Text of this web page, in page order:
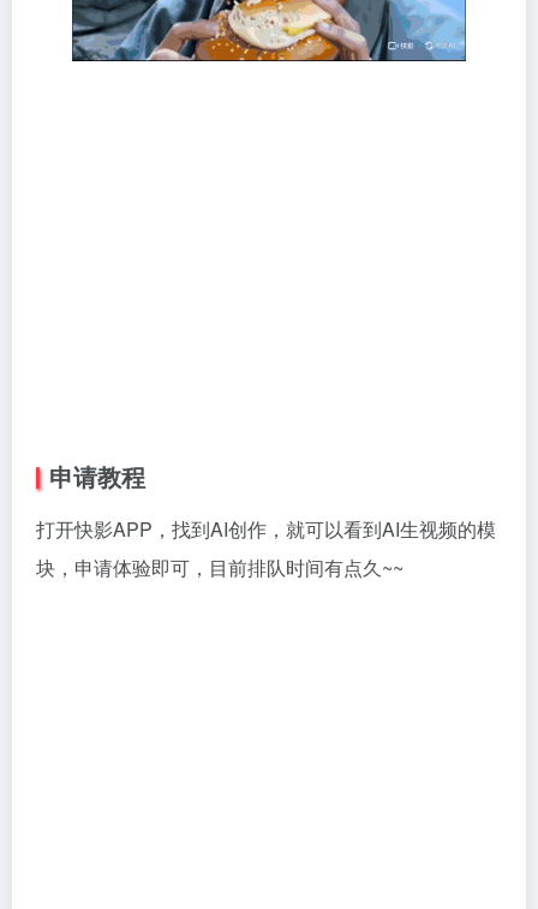
申请教程
打开快影APP，找到AI创作，就可以看到AI生视频的模
块，申请体验即可，目前排队时间有点久~~